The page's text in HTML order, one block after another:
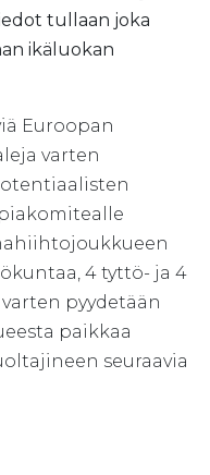
tullaan joka
ikäluokan
Euroopan
varten
4 tyttö- ja 4
pyydetään
paikkaa
seuraavia